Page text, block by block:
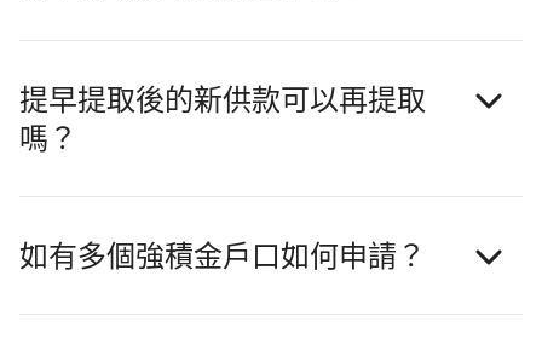
提早提取後的新供款可以再提取
嗎？
如有多個強積金戶口如何申請？